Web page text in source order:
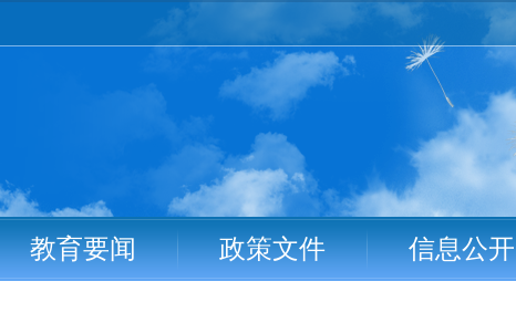
教育要闻 政策文件 信息公开